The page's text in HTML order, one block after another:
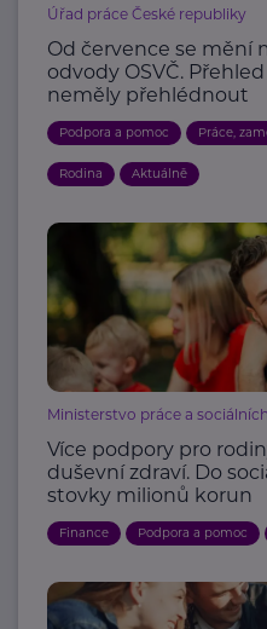
Úřad práce České republiky
Od července se mění
odvody OSVČ.
neměly přehlédnout
Podpora a pomoc Práce,
Rodina Aktuálně
Ministerstvo práce a
Více podpory pro
duševní zdraví. Do
stovky milionů korun
Finance Podpora a pomoc